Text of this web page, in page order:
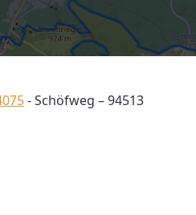
-Schöfweg – 94513